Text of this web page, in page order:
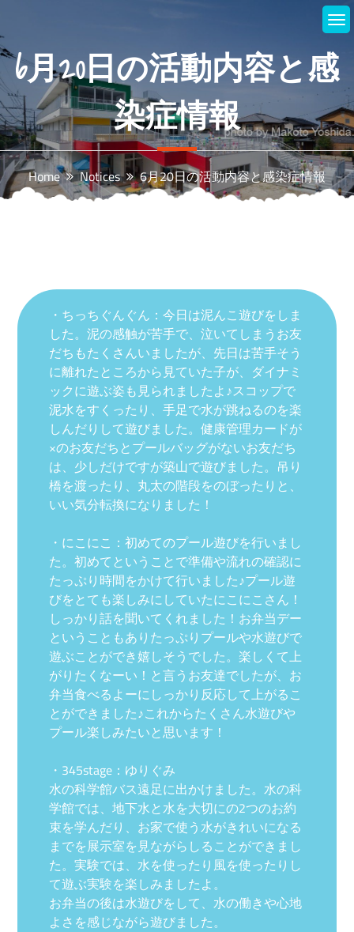
content6月20日の活動内容と感
染症情報
Home Notices 6月20日の活動内容と感染症情報
・ちっちぐんぐん：今日は泥んこ遊びをしま
した。泥の感触が苦手で、泣いてしまうお友
だちもたくさんいましたが、先日は苦手そう
に離れたところから見ていた子が、ダイナミ
ックに遊ぶ姿も見られましたよ♪スコップで
泥水をすくったり、手足で水が跳ねるのを楽
しんだりして遊びました。健康管理カードが
×のお友だちとプールバッグがないお友だち
は、少しだけですが築山で遊びました。吊り
橋を渡ったり、丸太の階段をのぼったりと、
いい気分転換になりました！
・にこにこ：初めてのプール遊びを行いまし
た。初めてということで準備や流れの確認に
たっぷり時間をかけて行いました♪プール遊
びをとても楽しみにしていたにこにこさん！
しっかり話を聞いてくれました！お弁当デー
ということもありたっぷりプールや水遊びで
遊ぶことができ嬉しそうでした。楽しくて上
がりたくなーい！と言うお友達でしたが、お
弁当食べるよーにしっかり反応して上がるこ
とができました♪これからたくさん水遊びや
プール楽しみたいと思います！
・345stage：ゆりぐみ
水の科学館バス遠足に出かけました。水の科
学館では、地下水と水を大切にの2つのお約
束を学んだり、お家で使う水がきれいになる
までを展示室を見ながらしることができまし
た。実験では、水を使ったり風を使ったりし
て遊ぶ実験を楽しみましたよ。
お弁当の後は水遊びをして、水の働きや心地
よさを感じながら遊びました。